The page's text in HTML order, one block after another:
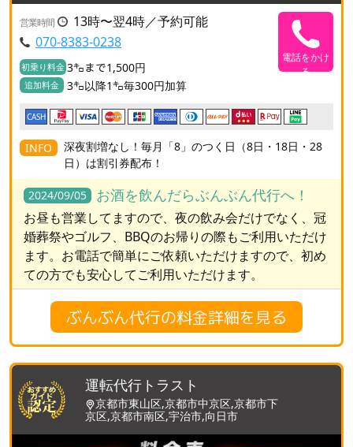
営業時間
13時〜翌4時／予約可能
070-8383-0238
初乗り料金 3㌔まで1,500円
追加料金 3㌔以降1㌔毎300円加算
電話をかけ
る
CASH
INFO
深夜割増なし！毎月「8」のつく日（8日・18日・28
日）は割引券配布！
2024/09/05 お酒を飲んだらぶんぶん代行へ！
お昼も営業してますので、夜の飲み会だけでなく、冠
婚葬祭やゴルフ、BBQのお帰りの際もご利用いただけ
ます。お電話で簡単にご依頼いただけますので、初め
ての方でも安心してご利用いただけます。
ぶんぶん代行の料金詳細を見る
運転代行トラスト
京都市東山区,京都市中京区,京都市下
京区,京都市南区,宇治市,向日市